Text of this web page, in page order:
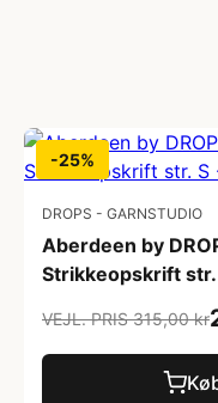
-25%
DROPS - GARNSTUDIO
Aberdeen by
Strikkeopskrift str.
VEJL. PRIS 315,00 kr